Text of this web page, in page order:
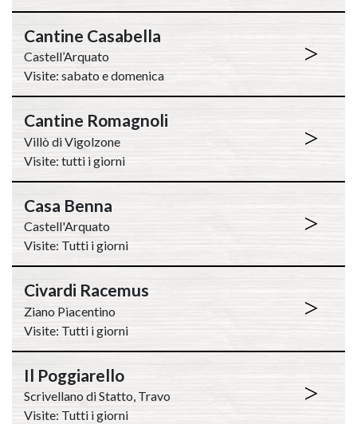
Cantine Casabella
Castell’Arquato
Visite: sabato e domenica
>
Cantine Romagnoli
Villò di Vigolzone
Visite: tutti i giorni
>
Casa Benna
Castell'Arquato
Visite: Tutti i giorni
>
Civardi Racemus
Ziano Piacentino
Visite: Tutti i giorni
>
Il Poggiarello
Scrivellano di Statto, Travo
Visite: Tutti i giorni
>